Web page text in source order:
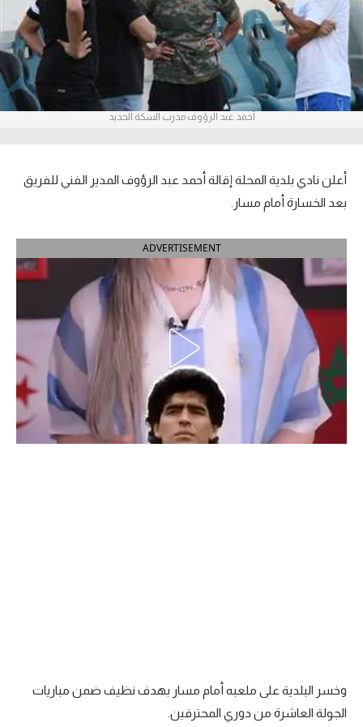
ركن الألعاب
أمريكا 2026
الدوري الإسباني
الدوري الإيطالي
الدوري الألماني
الدوري الفرنسي
الدوري السعودي للمحترفين
دوري أبطال أوروبا
دوري أبطال إفريقيا
أحمد عبد الرؤوف مدرب السكة الحديد
أعلن نادي بلدية المحلة إقالة أحمد عبد الرؤوف المدير الفني للفريق
بعد الخسارة أمام مسار.
ADVERTISEMENT
وخسر البلدية على ملعبه أمام مسار بهدف نظيف ضمن مباريات
الجولة العاشرة من دوري المحترفين.